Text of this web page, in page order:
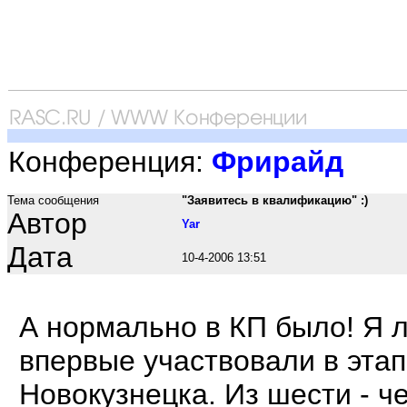
Конференция: Фрирайд
Тема сообщения "Заявитесь в квалификацию" :)
Автор Yar
Дата 10-4-2006 13:51
А нормально в КП было! Я
впервые участвовали в
Новокузнецка. Из шести -